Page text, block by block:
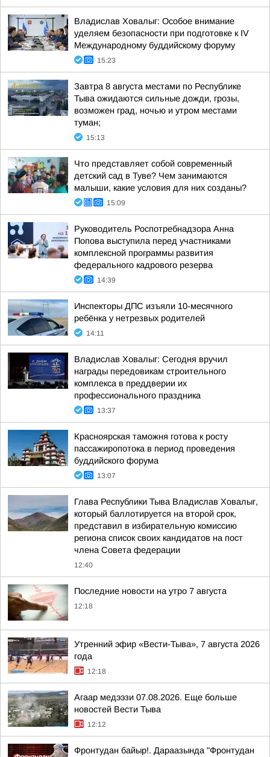
Владислав Ховалыг: Особое внимание
уделяем безопасности при подготовке к IV
Международному буддийскому форуму
15:23
Завтра 8 августа местами по Республике
Тыва ожидаются сильные дожди, грозы,
возможен град, ночью и утром местами
туман;
15:13
Что представляет собой современный
детский сад в Туве? Чем занимаются
малыши, какие условия для них созданы?
15:09
Руководитель Роспотребнадзора Анна
Попова выступила перед участниками
комплексной программы развития
федерального кадрового резерва
14:39
Инспекторы ДПС изъяли 10-месячного
ребёнка у нетрезвых родителей
14:11
Владислав Ховалыг: Сегодня вручил
награды передовикам строительного
комплекса в преддверии их
профессионального праздника
13:37
Красноярская таможня готова к росту
пассажиропотока в период проведения
буддийского форума
13:07
Глава Республики Тыва Владислав Ховалыг,
который баллотируется на второй срок,
представил в избирательную комиссию
региона список своих кандидатов на пост
члена Совета федерации
12:40
Последние новости на утро 7 августа
12:18
Утренний эфир «Вести-Тыва», 7 августа 2026
года
12:18
Агаар медээзи 07.08.2026. Еще больше
новостей Вести Тыва
12:12
Фронтудан байыр!. Дараазында "Фронтудан